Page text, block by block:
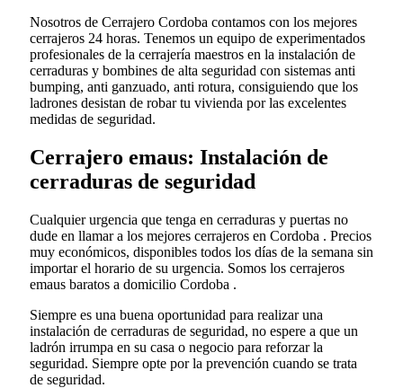
Nosotros de Cerrajero Cordoba contamos con los mejores
cerrajeros 24 horas. Tenemos un equipo de experimentados
profesionales de la cerrajería maestros en la instalación de
cerraduras y bombines de alta seguridad con sistemas anti
bumping, anti ganzuado, anti rotura, consiguiendo que los
ladrones desistan de robar tu vivienda por las excelentes
medidas de seguridad.
Cerrajero emaus: Instalación de
cerraduras de seguridad
Cualquier urgencia que tenga en cerraduras y puertas no
dude en llamar a los mejores cerrajeros en Cordoba . Precios
muy económicos, disponibles todos los días de la semana sin
importar el horario de su urgencia. Somos los cerrajeros
emaus baratos a domicilio Cordoba .
Siempre es una buena oportunidad para realizar una
instalación de cerraduras de seguridad, no espere a que un
ladrón irrumpa en su casa o negocio para reforzar la
seguridad. Siempre opte por la prevención cuando se trata
de seguridad.